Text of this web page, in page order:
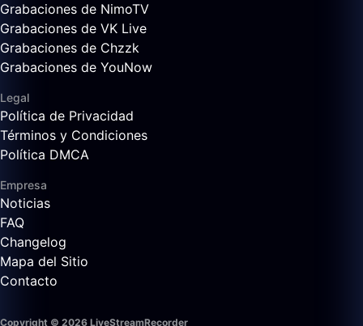
Grabaciones de NimoTV
Grabaciones de VK Live
Grabaciones de Chzzk
Grabaciones de YouNow
Legal
Política de Privacidad
Términos y Condiciones
Política DMCA
Empresa
Noticias
FAQ
Changelog
Mapa del Sitio
Contacto
Copyright © 2026 LiveStreamRecorder